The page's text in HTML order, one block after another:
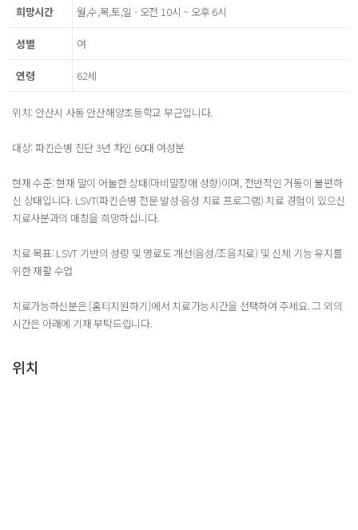
희망시간 월,수,목,토,일 - 오전 10시 ~ 오후 6시
성별 여
연령 62세
위치: 안산시 사동 안산해양초등학교 부근입니다.
대상: 파킨슨병 진단 3년 차인 60대 여성분
현재 수준: 현재 말이 어눌한 상태(마비말장애 성향)이며, 전반적인 거동이 불편하
신 상태입니다. LSVT(파킨슨병 전문 발성·음성 치료 프로그램) 치료 경험이 있으신
치료사분과의 매칭을 희망하십니다.
치료 목표: LSVT 기반의 성량 및 명료도 개선(음성/조음치료) 및 신체 기능 유지를
위한 재활 수업
치료가능하신분은 [홈티지원하기]에서 치료가능시간을 선택하여 주세요. 그 외의
시간은 아래에 기재 부탁드립니다.
위치